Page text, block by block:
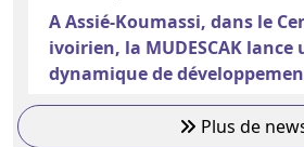
A Assié-Koumassi, dans le
ivoirien, la MUDESCAK
dynamique de
Plus de